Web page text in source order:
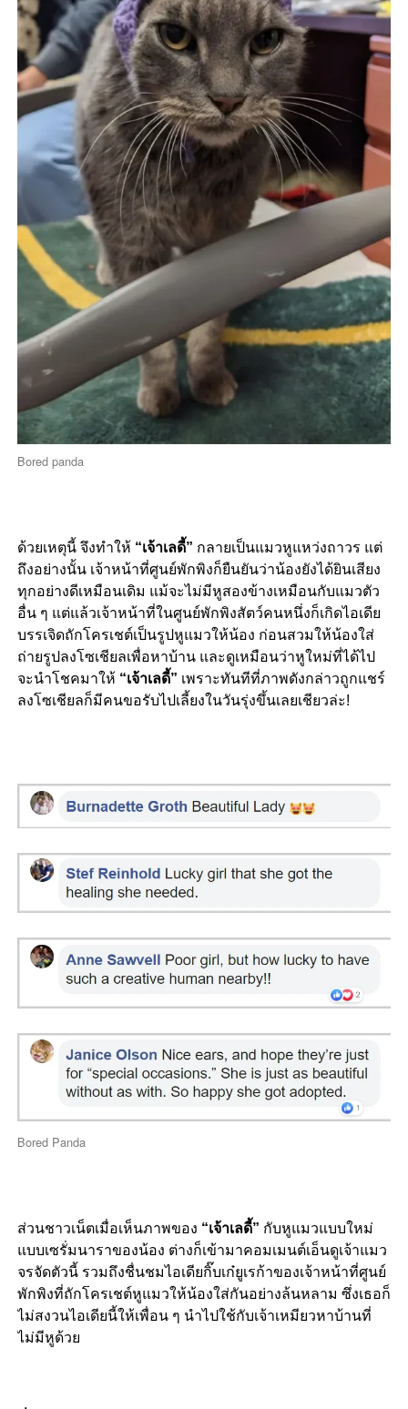
Bored panda
ด้วยเหตุนี้ จึงทำให้ “เจ้าเลดี้” กลายเป็นแมวหูแหว่งถาวร แต่
ถึงอย่างนั้น เจ้าหน้าที่ศูนย์พักพิงก็ยืนยันว่าน้องยังได้ยินเสียง
ทุกอย่างดีเหมือนเดิม แม้จะไม่มีหูสองข้างเหมือนกับแมวตัว
อื่น ๆ แต่แล้วเจ้าหน้าที่ในศูนย์พักพิงสัตว์คนหนึ่งก็เกิดไอเดีย
บรรเจิดถักโครเชต์เป็นรูปหูแมวให้น้อง ก่อนสวมให้น้องใส่
ถ่ายรูปลงโซเชียลเพื่อหาบ้าน และดูเหมือนว่าหูใหม่ที่ได้ไป
จะนำโชคมาให้ “เจ้าเลดี้” เพราะทันทีที่ภาพดังกล่าวถูกแชร์
ลงโซเชียลก็มีคนขอรับไปเลี้ยงในวันรุ่งขึ้นเลยเชียวล่ะ!
Bored Panda
ส่วนชาวเน็ตเมื่อเห็นภาพของ “เจ้าเลดี้” กับหูแมวแบบใหม่
แบบเซรั่มนาราของน้อง ต่างก็เข้ามาคอมเมนต์เอ็นดูเจ้าแมว
จรจัดตัวนี้ รวมถึงชื่นชมไอเดียกิ๊บเก๋ยูเรก้าของเจ้าหน้าที่ศูนย์
พักพิงที่ถักโครเชต์หูแมวให้น้องใส่กันอย่างล้นหลาม ซึ่งเธอก็
ไม่สงวนไอเดียนี้ให้เพื่อน ๆ นำไปใช้กับเจ้าเหมียวหาบ้านที่
ไม่มีหูด้วย